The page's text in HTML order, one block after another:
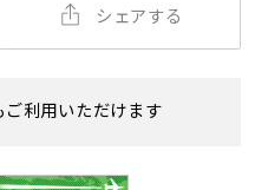
シェアする
利用いただけます